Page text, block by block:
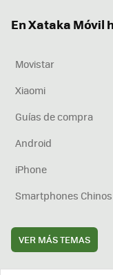
En Xataka Móvil
Movistar
Xiaomi
Guías de compra
Android
iPhone
Smartphones Chinos
VER MÁS TEMAS